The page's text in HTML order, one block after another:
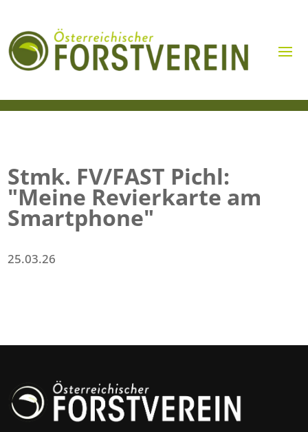
Stmk. FV/FAST Pichl:
"Meine Revierkarte am
Smartphone"
25.03.26